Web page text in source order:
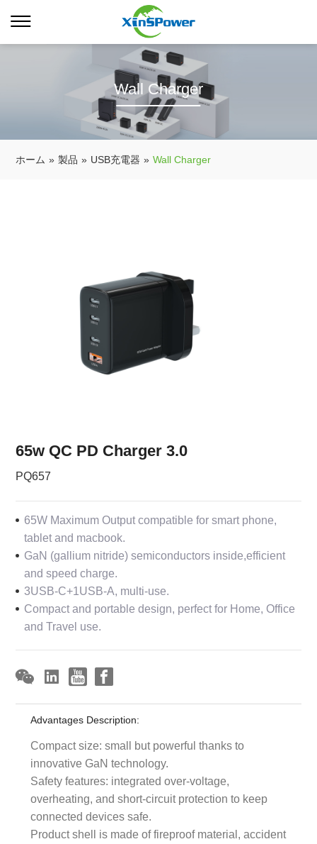
Wall Charger
ホーム » 製品 » USB充電器 » Wall Charger
65w QC PD Charger 3.0
PQ657
65W Maximum Output compatible for smart phone,
tablet and macbook.
GaN (gallium nitride) semiconductors inside,efficient
and speed charge.
3USB-C+1USB-A, multi-use.
Compact and portable design, perfect for Home, Office
and Travel use.
Advantages Description:
Compact size: small but powerful thanks to
innovative GaN technology.
Safety features: integrated over-voltage,
overheating, and short-circuit protection to keep
connected devices safe.
Product shell is made of fireproof material, accident